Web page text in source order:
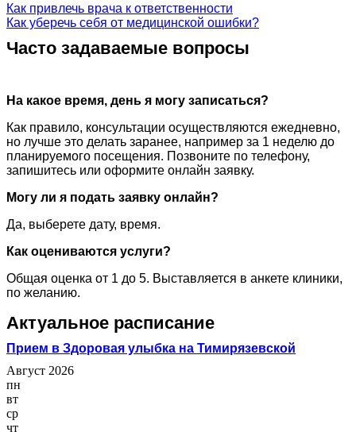
Как привлечь врача к ответственности
Как уберечь себя от медицинской ошибки?
Часто задаваемые вопросы
На какое время, день я могу записаться?
Как правило, консультации осуществляются ежедневно,
но лучше это делать заранее, например за 1 неделю до
планируемого посещения. Позвоните по телефону,
запишитесь или оформите онлайн заявку.
Могу ли я подать заявку онлайн?
Да, выберете дату, время.
Как оцениваются услуги?
Общая оценка от 1 до 5. Выставляется в анкете клиники,
по желанию.
Актуальное расписание
Прием в Здоровая улыбка на Тимирязевской
Август 2026
пн
вт
ср
чт